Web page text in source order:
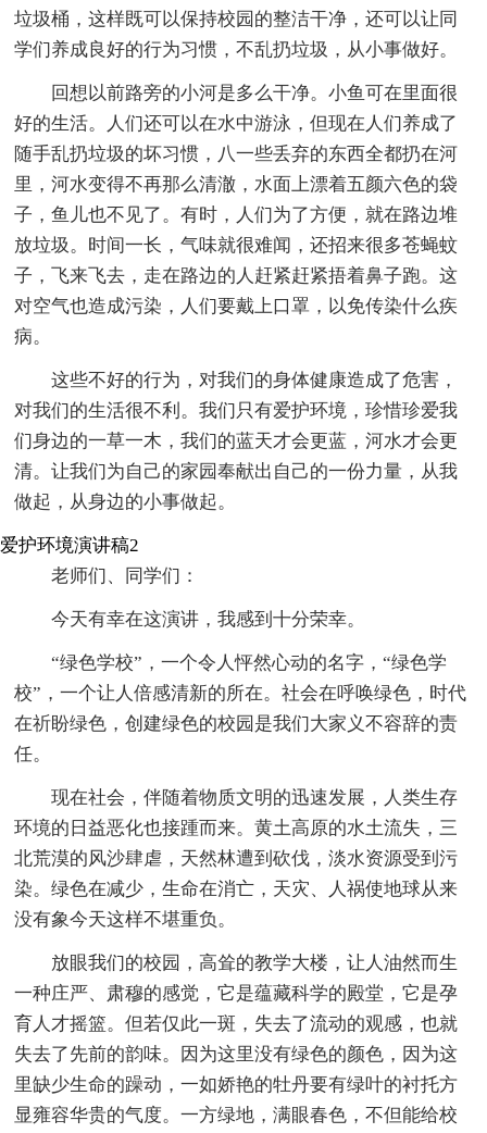
垃圾桶，这样既可以保持校园的整洁干净，还可以让同
学们养成良好的行为习惯，不乱扔垃圾，从小事做好。
回想以前路旁的小河是多么干净。小鱼可在里面很
好的生活。人们还可以在水中游泳，但现在人们养成了
随手乱扔垃圾的坏习惯，八一些丢弃的东西全都扔在河
里，河水变得不再那么清澈，水面上漂着五颜六色的袋
子，鱼儿也不见了。有时，人们为了方便，就在路边堆
放垃圾。时间一长，气味就很难闻，还招来很多苍蝇蚊
子，飞来飞去，走在路边的人赶紧赶紧捂着鼻子跑。这
对空气也造成污染，人们要戴上口罩，以免传染什么疾
病。
这些不好的行为，对我们的身体健康造成了危害，
对我们的生活很不利。我们只有爱护环境，珍惜珍爱我
们身边的一草一木，我们的蓝天才会更蓝，河水才会更
清。让我们为自己的家园奉献出自己的一份力量，从我
做起，从身边的小事做起。
爱护环境演讲稿2
老师们、同学们：
今天有幸在这演讲，我感到十分荣幸。
“绿色学校”，一个令人怦然心动的名字，“绿色学
校”，一个让人倍感清新的所在。社会在呼唤绿色，时代
在祈盼绿色，创建绿色的校园是我们大家义不容辞的责
任。
现在社会，伴随着物质文明的迅速发展，人类生存
环境的日益恶化也接踵而来。黄土高原的水土流失，三
北荒漠的风沙肆虐，天然林遭到砍伐，淡水资源受到污
染。绿色在减少，生命在消亡，天灾、人祸使地球从来
没有象今天这样不堪重负。
放眼我们的校园，高耸的教学大楼，让人油然而生
一种庄严、肃穆的感觉，它是蕴藏科学的殿堂，它是孕
育人才摇篮。但若仅此一斑，失去了流动的观感，也就
失去了先前的韵味。因为这里没有绿色的颜色，因为这
里缺少生命的躁动，一如娇艳的牡丹要有绿叶的衬托方
显雍容华贵的气度。一方绿地，满眼春色，不但能给校